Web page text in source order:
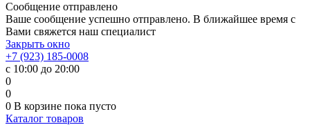
Сообщение отправлено
Ваше сообщение успешно отправлено. В ближайшее время с
Вами свяжется наш специалист
Закрыть окно
+7 (923) 185-0008
с 10:00 до 20:00
0
0
0 В корзине пока пусто
Каталог товаров